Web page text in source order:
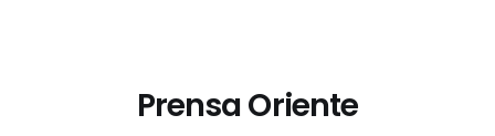
Prensa Oriente